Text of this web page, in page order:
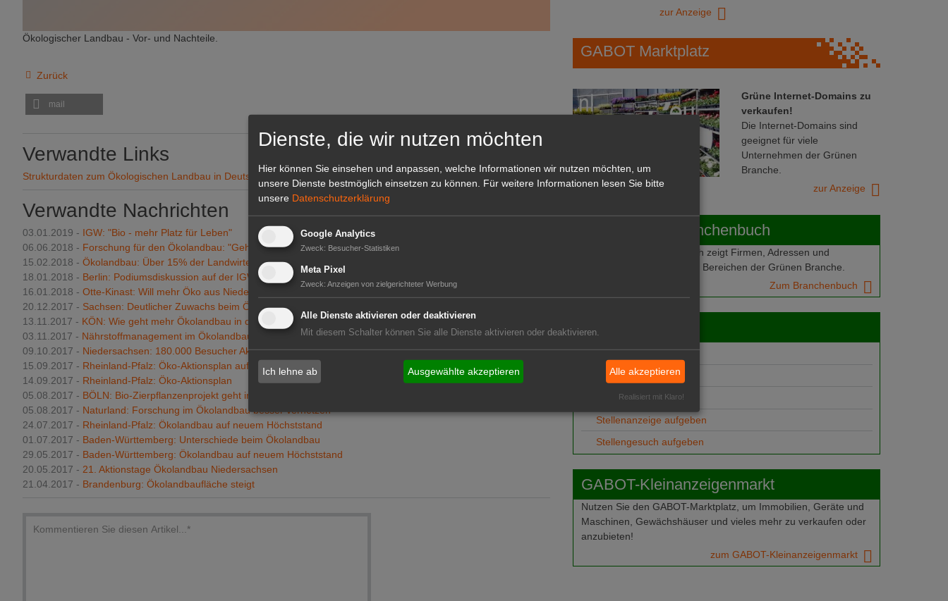
Ökologischer Landbau - Vor- und Nachteile.
Zurück
mail
Verwandte Links
Strukturdaten zum Ökologischen Landbau in Deutschland
Verwandte Nachrichten
03.01.2019 - IGW: "Bio - mehr Platz für Leben"
06.06.2018 - Forschung für den Ökolandbau: "Geht nicht, gibt's nicht"
15.02.2018 - Ökolandbau: Über 15% der Landwirte interessiert
18.01.2018 - Berlin: Podiumsdiskussion auf der IGW
16.01.2018 - Otte-Kinast: Will mehr Öko aus Niedersachsen
20.12.2017 - Sachsen: Deutlicher Zuwachs beim Öko-Landbau
13.11.2017 - KÖN: Wie geht mehr Ökolandbau in der Ems-Dollart-Region?
03.11.2017 - Nährstoffmanagement im Ökolandbau: Ideen gesucht
09.10.2017 - Niedersachsen: 180.000 Besucher Aktionstage Ökolandbau 2017
15.09.2017 - Rheinland-Pfalz: Öko-Aktionsplan auf dem Weg
14.09.2017 - Rheinland-Pfalz: Öko-Aktionsplan
05.08.2017 - BÖLN: Bio-Zierpflanzenprojekt geht in neue Runde
05.08.2017 - Naturland: Forschung im Ökolandbau besser vernetzen
24.07.2017 - Rheinland-Pfalz: Ökolandbau auf neuem Höchststand
01.07.2017 - Baden-Württemberg: Unterschiede beim Ökolandbau
29.05.2017 - Baden‑Württemberg: Ökolandbau auf neuem Höchststand
20.05.2017 - 21. Aktionstage Ökolandbau Niedersachsen
21.04.2017 - Brandenburg: Ökolandbaufläche steigt
zur Anzeige
GABOT Marktplatz
Grüne Internet-Domains zu
verkaufen!
Die Internet-Domains sind
geeignet für viele
Unternehmen der Grünen
Branche.
zur Anzeige
Das GABOT-Branchenbuch
Das GABOT-Branchenbuch zeigt Firmen, Adressen und
Telefonnummern aus allen Bereichen der Grünen Branche.
Zum Branchenbuch
GABOT jobs
Job-Angebote
Job-Gesuche
Ausbildungsplätze
Stellenanzeige aufgeben
Stellengesuch aufgeben
GABOT-Kleinanzeigenmarkt
Nutzen Sie den GABOT-Marktplatz, um Immobilien, Geräte und
Maschinen, Gewächshäuser und vieles mehr zu verkaufen oder
anzubieten!
zum GABOT-Kleinanzeigenmarkt
Dienste, die wir nutzen möchten
Hier können Sie einsehen und anpassen, welche Informationen wir nutzen möchten, um
unsere Dienste bestmöglich einsetzen zu können.
Für weitere Informationen lesen Sie bitte
unsere Datenschutzerklärung
Google Analytics
Zweck: Besucher-Statistiken
Meta Pixel
Zweck: Anzeigen von zielgerichteter Werbung
Alle Dienste aktivieren oder deaktivieren
Mit diesem Schalter können Sie alle Dienste aktivieren oder deaktivieren.
Ich lehne ab Ausgewählte akzeptieren Alle akzeptieren
Realisiert mit Klaro!